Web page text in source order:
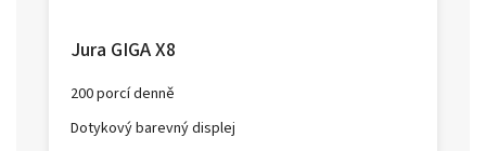
Jura GIGA X8
200 porcí denně
Dotykový barevný displej